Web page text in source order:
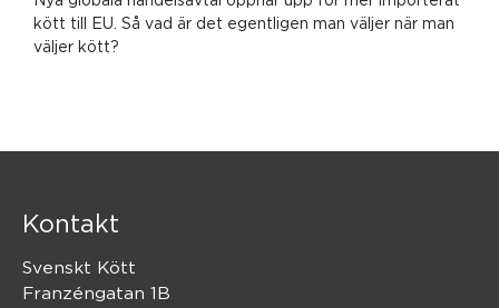
kött till EU. Så vad är det egentligen man väljer när man
väljer kött?
Kontakt
Svenskt Kött
Franzéngatan 1B